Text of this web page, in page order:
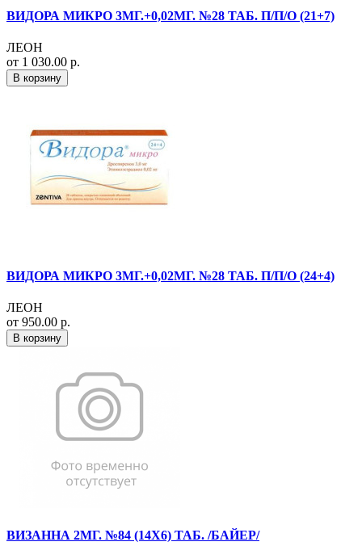
ВИДОРА МИКРО 3МГ.+0,02МГ. №28 ТАБ. П/П/О (21+7)
ЛЕОН
от 1 030.00 р.
В корзину
ВИДОРА МИКРО 3МГ.+0,02МГ. №28 ТАБ. П/П/О (24+4)
ЛЕОН
от 950.00 р.
В корзину
ВИЗАННА 2МГ. №84 (14Х6) ТАБ. /БАЙЕР/